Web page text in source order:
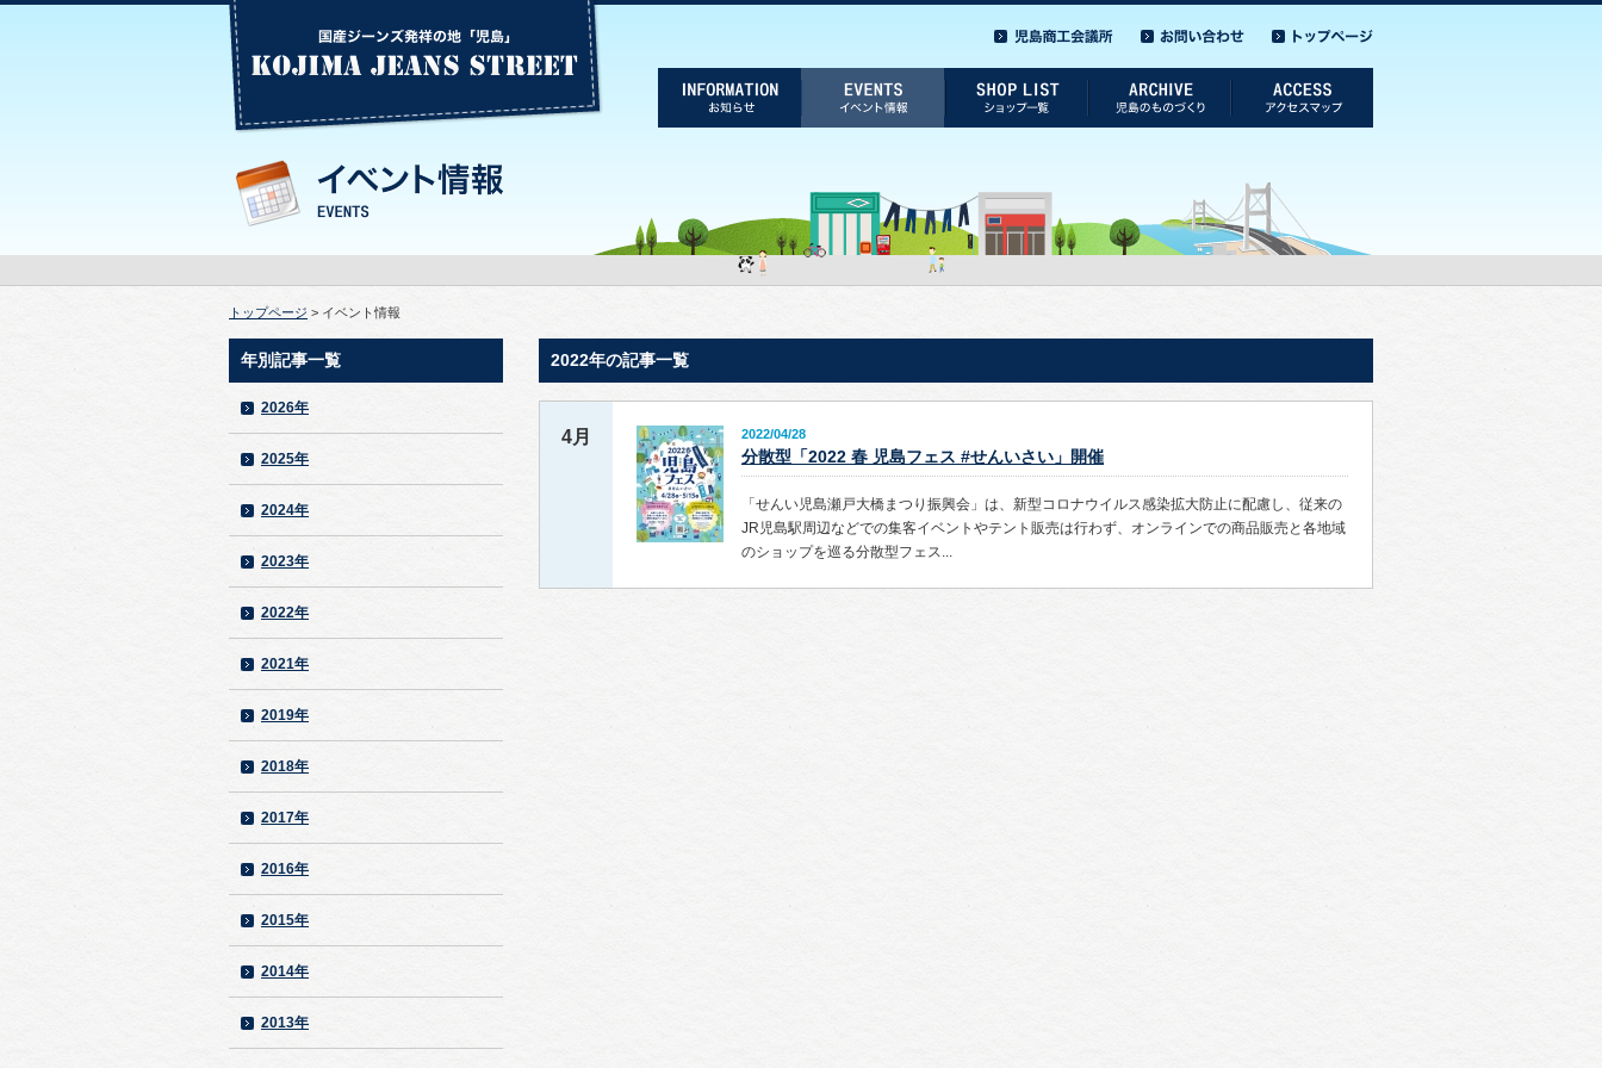
トップページ > イベント情報
2022年の記事一覧
4月 2022/04/28
分散型「2022 春 児島フェス #せんいさい」開催
「せんい児島瀬戸大橋まつり振興会」は、新型コロナウイルス感染拡大防止に配慮し、従来の
JR児島駅周辺などでの集客イベントやテント販売は行わず、オンラインでの商品販売と各地域
のショップを巡る分散型フェス...
年別記事一覧
2026年
2025年
2024年
2023年
2022年
2021年
2019年
2018年
2017年
2016年
2015年
2014年
2013年